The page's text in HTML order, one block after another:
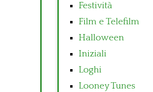
Festività
Film e Telefilm
Halloween
Iniziali
Loghi
Looney Tunes